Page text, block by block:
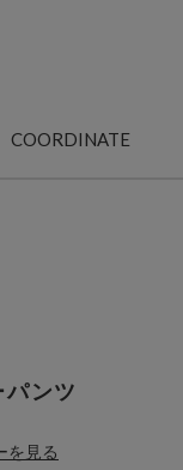
COORDINATE
ンツ
を見る